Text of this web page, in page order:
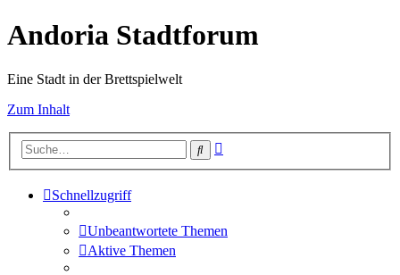
Andoria Stadtforum
Eine Stadt in der Brettspielwelt
Zum Inhalt
Suche
Schnellzugriff
Unbeantwortete Themen
Aktive Themen